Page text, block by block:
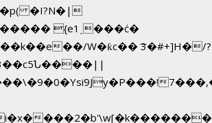
�I?N�|
��/W�ƙc�� ͞3�#+]H�/?
i�x�